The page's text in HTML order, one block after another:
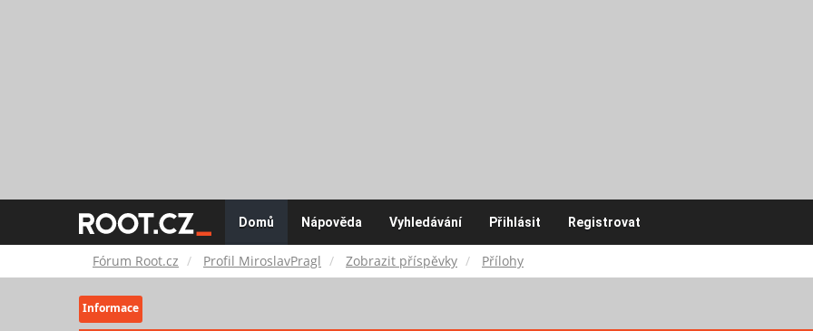
Fórum
Root.cz
Domů Nápověda Vyhledávání Přihlásit Registrovat
Fórum Root.cz Profil MiroslavPragl Zobrazit příspěvky Přílohy
Informace